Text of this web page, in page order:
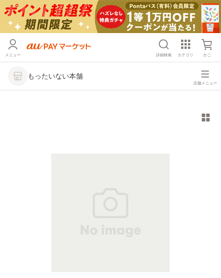
メニュー 詳細検索 カテゴリ かご
もったいない本舗
店舗メニュー